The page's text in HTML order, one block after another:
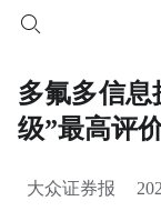
多氟多信息
级”最高评
大众证券报